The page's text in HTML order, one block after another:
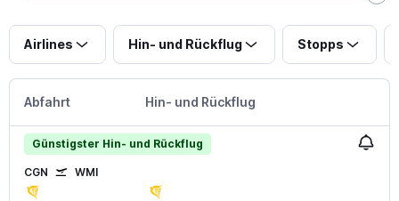
Airlines Hin- und Rückflug Stopps
Abfahrt Hin- und Rückflug
Günstigster Hin- und Rückflug
CGN WMI